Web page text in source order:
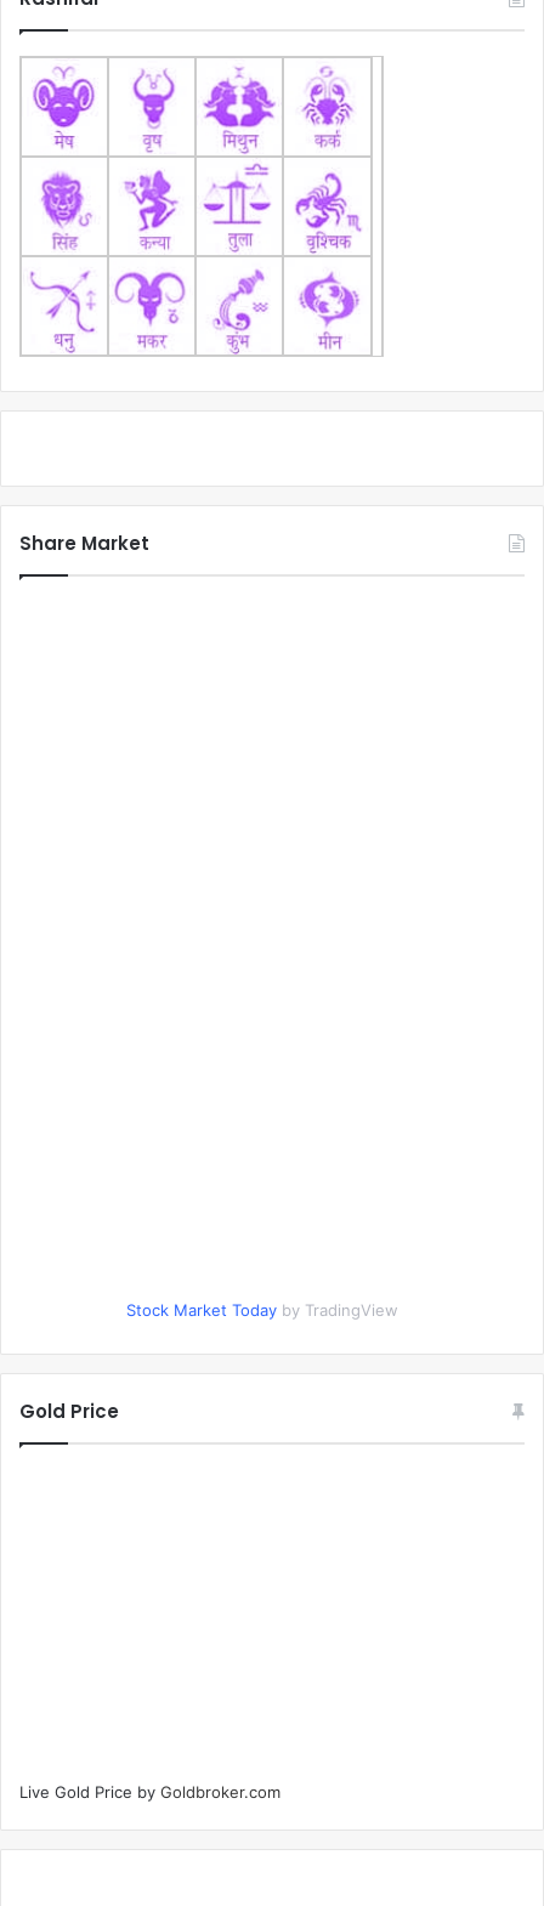
Share Market
Stock Market Today by TradingView
Gold Price
Live Gold Price by Goldbroker.com